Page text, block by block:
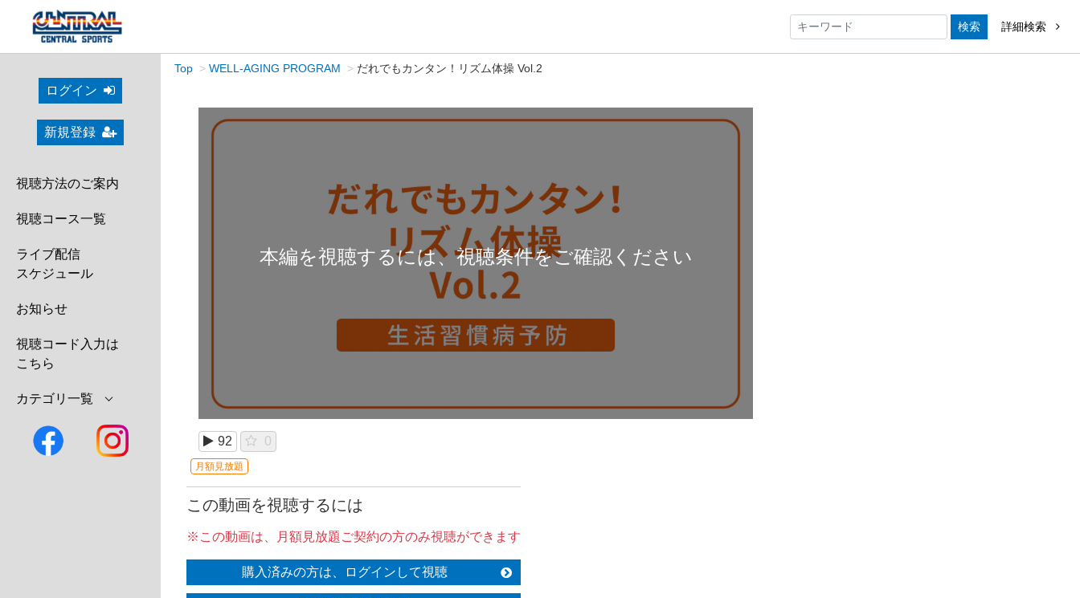
検索 詳細検索
ログイン
新規登録
視聴方法のご案内
視聴コース一覧
ライブ配信
スケジュール
お知らせ
視聴コード入力は
こちら
カテゴリ一覧
Top WELL-AGING PROGRAM だれでもカンタン！リズム体操 Vol.2
本編を視聴するには、視聴条件をご確認ください
92 0
月額見放題
この動画を視聴するには
※この動画は、月額見放題ご契約の方のみ視聴ができます
購入済みの方は、ログインして視聴